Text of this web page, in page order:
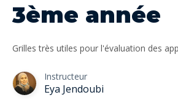
3ème année
Grilles très utiles pour l'évaluation des
Instructeur
Eya Jendoubi